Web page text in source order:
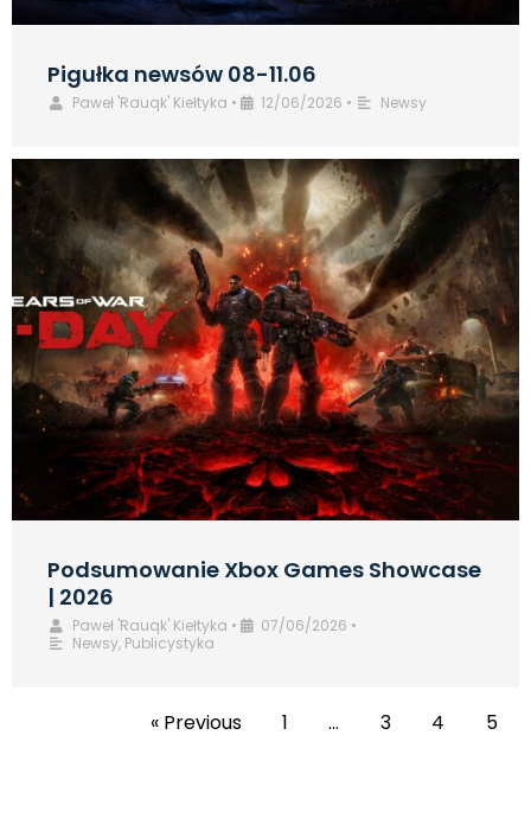
Pigułka newsów 08-11.06
Paweł 'Rauqk' Kiełtyka • 12/06/2026 • Newsy
Podsumowanie Xbox Games Showcase
| 2026
Paweł 'Rauqk' Kiełtyka • 07/06/2026 •
Newsy, Publicystyka
« Previous 1 … 3 4 5